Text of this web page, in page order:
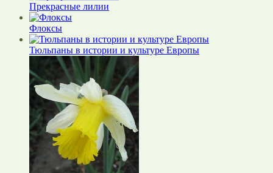
Прекрасные лилии
Флоксы
Тюльпаны в истории и культуре Европы